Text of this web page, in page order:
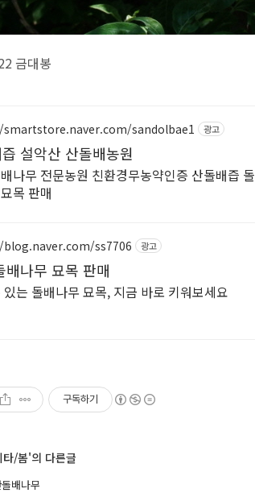
금대봉
sandolbae1 광고
설악산 산돌배농원
나무 전문농원 친환경무농약인증 산돌배즙
목 판매
ss7706 광고
배나무 묘목 판매
있는 돌배나무 묘목, 지금 바로 키워보세요
구독하기
/봄'의 다른글
배나무